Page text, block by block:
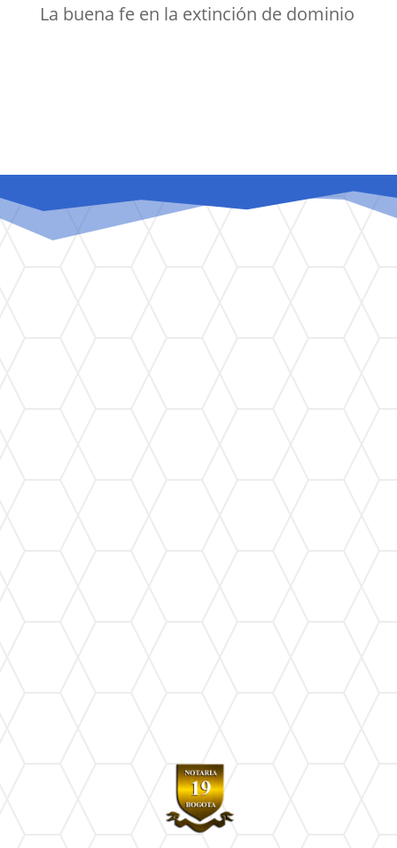
La buena fe en la extinción de dominio